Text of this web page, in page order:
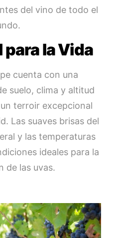
del vino de todo el
la Vida
cuenta con una
suelo, clima y altitud
terroir excepcional
Las suaves brisas del
y las temperaturas
ideales para la
de las uvas.